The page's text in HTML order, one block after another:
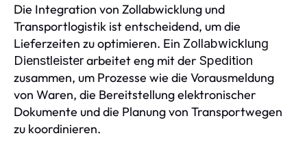
Die Integration von Zollabwicklung und
Transportlogistik ist entscheidend, um die
Lieferzeiten zu optimieren. Ein Zollabwicklung
Dienstleisterarbeitet eng mit der Spedition
zusammen, um Prozesse wie die Vorausmeldung
von Waren, die Bereitstellung elektronischer
Dokumente und die Planung von Transportwegen
zu koordinieren.